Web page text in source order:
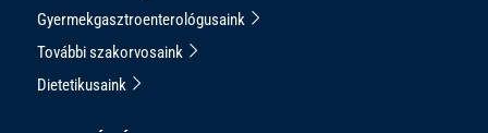
Gyermekgasztroenterológusaink
További szakorvosaink
Dietetikusaink